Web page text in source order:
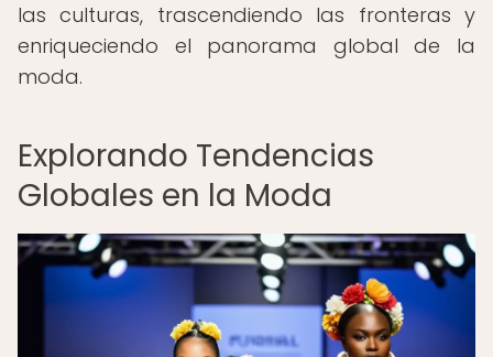
las culturas, trascendiendo las fronteras y
enriqueciendo el panorama global de la
moda.
Explorando Tendencias
Globales en la Moda